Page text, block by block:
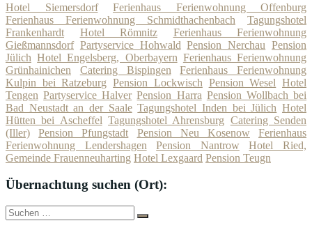
Hotel Siemersdorf
Ferienhaus Ferienwohnung Offenburg
Ferienhaus Ferienwohnung Schmidthachenbach
Tagungshotel
Frankenhardt
Hotel Römnitz
Ferienhaus Ferienwohnung
Gießmannsdorf Partyservice Hohwald Pension Nerchau Pension
Jülich Hotel Engelsberg, Oberbayern Ferienhaus Ferienwohnung
Grünhainichen
Catering Bispingen
Ferienhaus Ferienwohnung
Kulpin bei Ratzeburg Pension Lockwisch Pension Wesel Hotel
Tengen Partyservice Halver Pension Harra Pension Wollbach bei
Bad Neustadt an der Saale Tagungshotel Inden bei Jülich Hotel
Hütten bei Ascheffel Tagungshotel Ahrensburg Catering Senden
(Iller)
Pension Pfungstadt Pension Neu Kosenow
Ferienhaus
Ferienwohnung Lendershagen
Pension Nantrow
Hotel Ried,
Gemeinde Frauenneuharting Hotel Lexgaard Pension Teugn
Übernachtung suchen (Ort):
Suche
nach:
Suchen